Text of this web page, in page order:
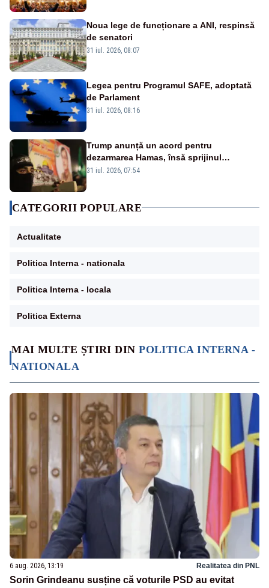
MAI MULTE ȘTIRI DINPOLITICA INTERNA -
NATIONALA
6 aug. 2026, 13:19 Realitatea din PNL
Sorin Grindeanu susține că voturile PSD au evitat
Noua lege de funcționare a ANI, respinsă
de senatori
31 iul. 2026, 08:07
Legea pentru Programul SAFE, adoptată
de Parlament
31 iul. 2026, 08:16
Trump anunță un acord pentru
dezarmarea Hamas, însă sprijinul
Israelului rămâne incert
31 iul. 2026, 07:54
CATEGORII POPULARE
Actualitate
Politica Interna - nationala
Politica Interna - locala
Politica Externa